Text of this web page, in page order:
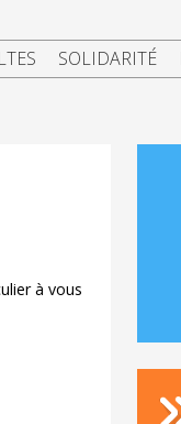
SOLIDARITÉ
à vous